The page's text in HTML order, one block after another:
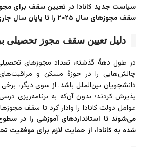
سقف مجوزهای سال ۲۰۲۵ را تا پایان سال جاری تعیین کند.
دلیل تعیین سقف مجوز تحصیلی
در طول دهۀ گذشته، تعداد مجوزهای
چالش‌هایی را در حوزۀ مسکن و مراقبت‌های
دانشجویان بین‌الملل باشد. از سوی دیگر،
پذیرش کردند؛ بدون آن‌که به برنامه‌ریزی
عوامل دولت کانادا را وادار کرد تا سقف
می‌شوند تا استانداردهای آموزشی را در
شده به کانادا، از حمایت لازم برای